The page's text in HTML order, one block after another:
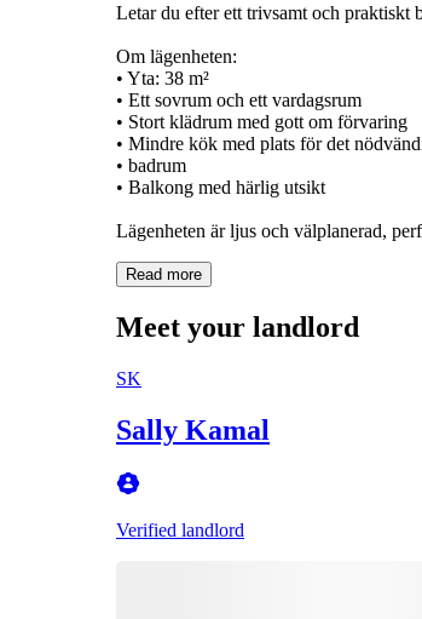
Letar du efter ett trivsamt och praktiskt
Om lägenheten:
• Yta: 38 m²
• Ett sovrum och ett vardagsrum
• Stort klädrum med gott om förvaring
• Mindre kök med plats för det
• badrum
• Balkong med härlig utsikt
Read more
Meet your landlord
SK
Sally Kamal
Verified landlord